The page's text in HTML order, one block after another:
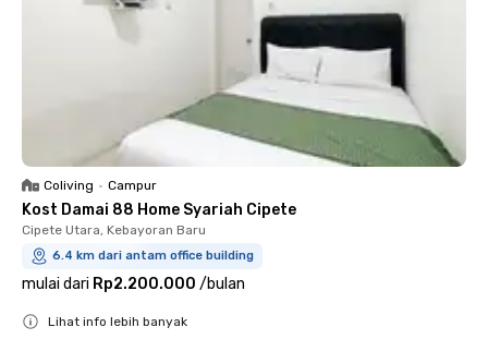
Coliving • Campur
Kost Damai 88 Home Syariah Cipete
Cipete Utara, Kebayoran Baru
6.4 km dari antam office building
mulai dari Rp2.200.000 /bulan
Lihat info lebih banyak